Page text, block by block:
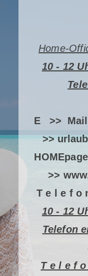
Home-
10 - 12
E >>
>>
>>
T e l e f o
10 - 12
Telefon
T e l e f